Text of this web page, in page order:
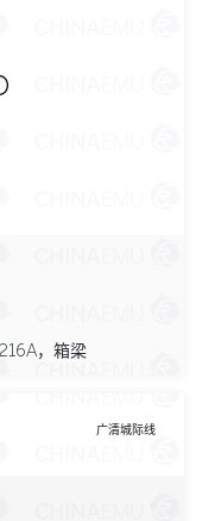
，箱梁
广清城际线